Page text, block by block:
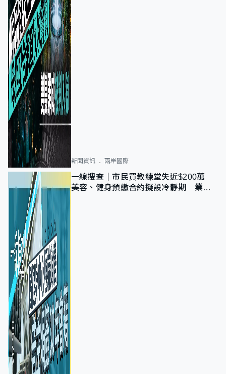
新聞資訊 兩岸國際
一線搜查｜市民買教練堂失近$200萬
美容、健身預繳合約擬設冷靜期 業界